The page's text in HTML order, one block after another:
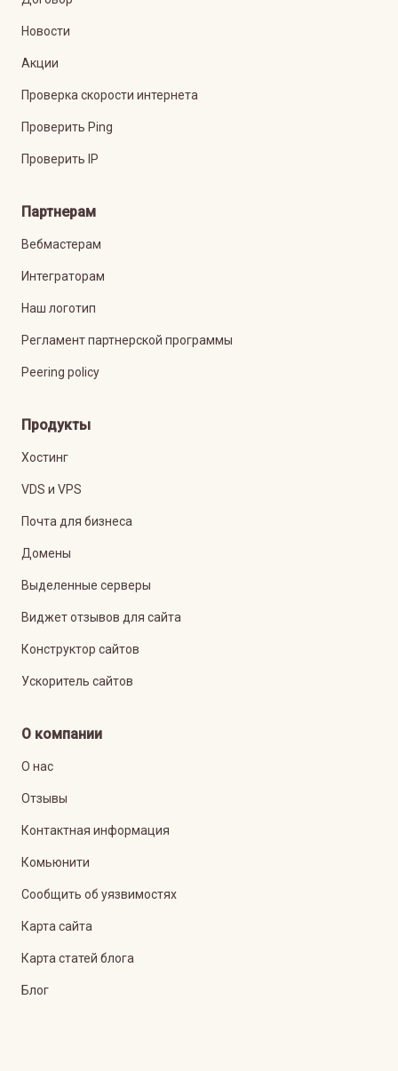
Новости
Акции
Проверка скорости интернета
Проверить Ping
Проверить IP
Партнерам
Вебмастерам
Интеграторам
Наш логотип
Регламент партнерской программы
Peering policy
Продукты
Хостинг
VDS и VPS
Почта для бизнеса
Домены
Выделенные серверы
Виджет отзывов для сайта
Конструктор сайтов
Ускоритель сайтов
О компании
О нас
Отзывы
Контактная информация
Комьюнити
Сообщить об уязвимостях
Карта сайта
Карта статей блога
Блог